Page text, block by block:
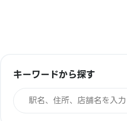
キーワードから探す